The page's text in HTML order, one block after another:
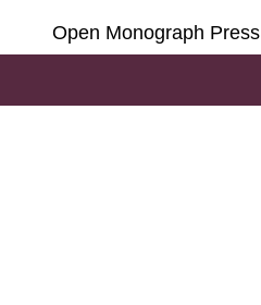
Open Monograph Press